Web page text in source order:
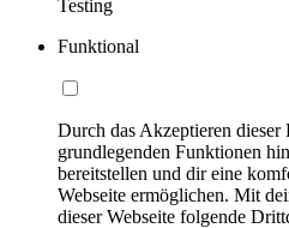
Testing
Funktional
Durch das Akzeptieren
grundlegenden Funktionen
bereitstellen und dir eine
Webseite ermöglichen. Mit
dieser Webseite folgende